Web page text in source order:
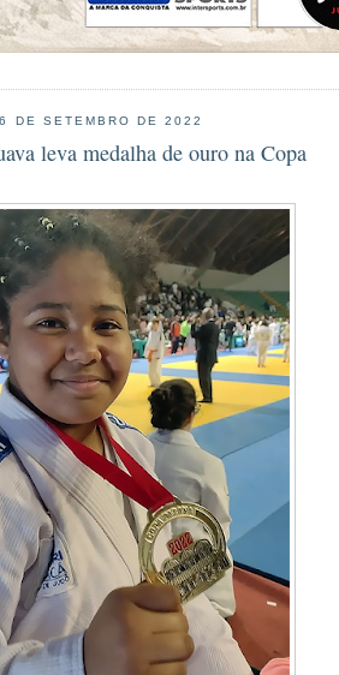
DE SETEMBRO DE 2022
leva medalha de ouro na Copa